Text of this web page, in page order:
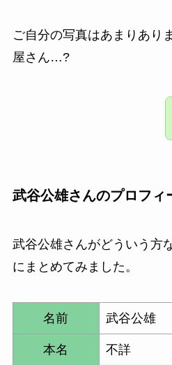
ご自分の写真はあまりあり
屋さん…?
武谷公雄さんのプロフィ
武谷公雄さんがどういう方
にまとめてみました。
名前 武谷公雄
本名 不詳